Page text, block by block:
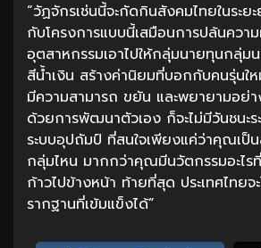
“วัฏจักรเช่นนี้จะกัดกินสังคมไทยในระยะ
กับโครงการแบบนี้เสมือนการปล้นควา
อุตสาหกรรมเอาไปให้กลุ่มนายทุนกลุ่ม
สีน้ำเงิน สร้างค่านิยมที่บอกกับคนรุ่นใ
มีความสามารถ ขยัน และพยายามอย่า
ด้วยการพัฒนาตัวเอง ก็จะไม่มีวันชนะร
ระบบอุปถัมป์ ที่สนใจเพียงแค่ว่าคุณเ
กลุ่มไหน มากกว่าคุณมีนวัตกรรมอะไรที่
ก้าวไปข้างหน้า ท้ายที่สุด ประเทศไทยจ
รากฐานที่เข้มแข็งได้”